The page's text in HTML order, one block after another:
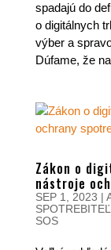
spadajú do
o digitálnych
výber a
Dúfame, že
Zákon o
nástroje
SEP 1, 2023 |
SOS